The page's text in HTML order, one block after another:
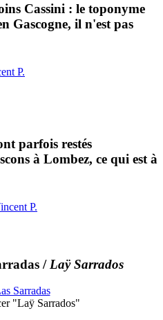
Cassini : le toponyme
Gascogne, il n'est pas
P.
parfois restés
à Lombez, ce qui est à
P.
/ Laÿ Sarrados
Sarradas
"Laÿ Sarrados"